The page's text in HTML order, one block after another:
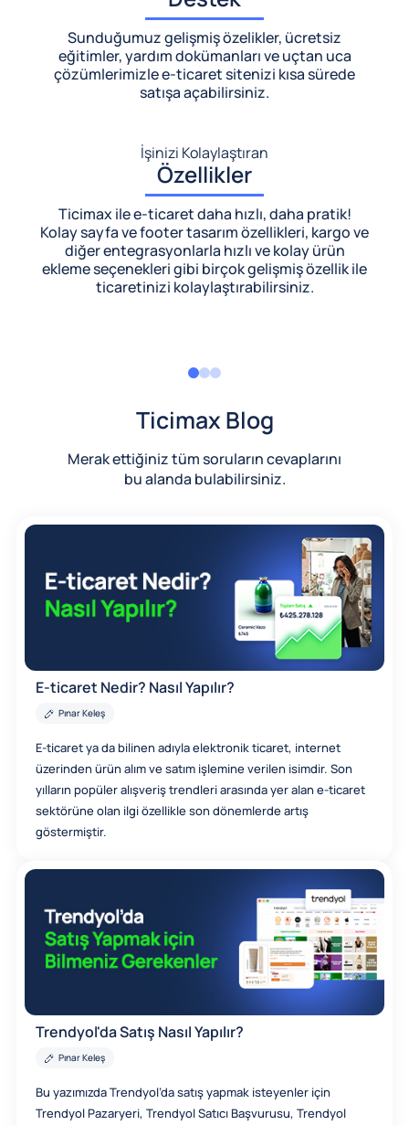
Sunduğumuz gelişmiş özelikler, ücretsiz
eğitimler, yardım dokümanları ve uçtan uca
çözümlerimizlee-ticaret sitenizi kısa sürede
satışa açabilirsiniz.
İşinizi Kolaylaştıran
Özellikler
Ticimax ile e-ticaret daha hızlı, daha pratik!
Kolay sayfa ve footer tasarım özellikleri, kargo ve
diğer entegrasyonlarla hızlı ve kolay ürün
ekleme seçenekleri gibi birçok gelişmiş özellik ile
ticaretinizi kolaylaştırabilirsiniz.
Ticimax Blog
Merak ettiğiniz tüm soruların cevaplarını
bu alanda bulabilirsiniz.
E-ticaret Nedir? Nasıl Yapılır?
Pınar Keleş
E-ticaret ya da bilinen adıyla elektronik ticaret, internet
üzerinden ürün alım ve satım işlemine verilen isimdir. Son
yılların popüler alışveriş trendleri arasında yer alan e-ticaret
sektörüne olan ilgi özellikle son dönemlerde artış
göstermiştir.
Trendyol'da Satış Nasıl Yapılır?
Pınar Keleş
Bu yazımızda Trendyol’da satış yapmak isteyenler için
Trendyol Pazaryeri, Trendyol Satıcı Başvurusu, Trendyol